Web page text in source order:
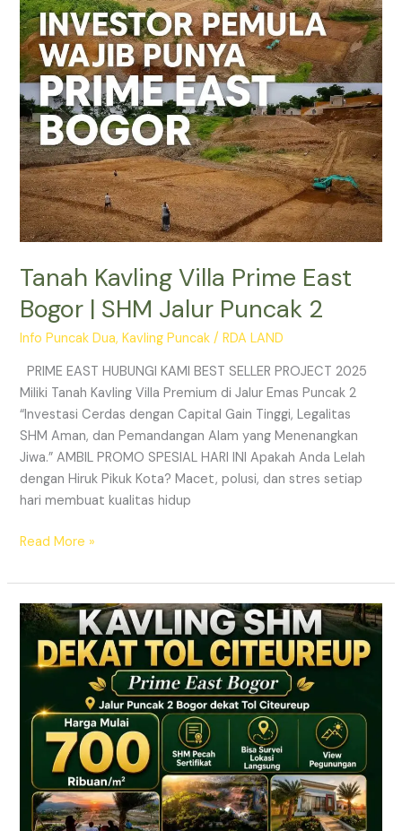
Tanah Kavling Villa Prime East
Bogor | SHM Jalur Puncak 2
Info Puncak Dua,Kavling Puncak /RDA LAND
PRIME EAST HUBUNGI KAMI BEST SELLER PROJECT 2025
Miliki Tanah Kavling Villa Premium di Jalur Emas Puncak 2
“Investasi Cerdas dengan Capital Gain Tinggi, Legalitas
SHM Aman, dan Pemandangan Alam yang Menenangkan
Jiwa.” AMBIL PROMO SPESIAL HARI INI Apakah Anda Lelah
dengan Hiruk Pikuk Kota? Macet, polusi, dan stres setiap
hari membuat kualitas hidup
|
SHM
Jalur
Puncak
2
Read More »
Info
Prime
East
Lokasi
Dekat
Tol
Citeureup